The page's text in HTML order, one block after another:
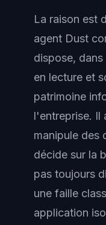
La raison est
agent Dust
dispose,
en lecture et
patrimoine
l'entreprise. Il
manipule des
décide sur la
pas toujours
une faille
application